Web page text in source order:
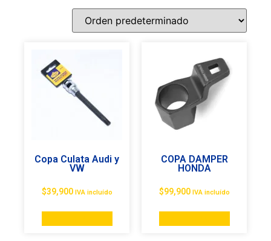
Copa Culata Audi y
VW
$39,900 IVA incluído
COPA DAMPER
HONDA
$99,900 IVA incluído